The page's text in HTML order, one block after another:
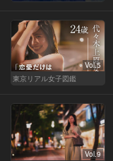
Vol.5
東京リアル女子図鑑
Vol.9